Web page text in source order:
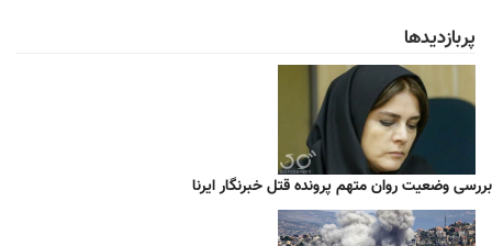
پربازدیدها
بررسی وضعیت روان متهم پرونده قتل خبرنگار ایرنا